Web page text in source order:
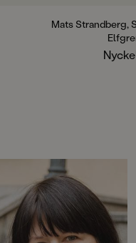
Mats Strandberg,